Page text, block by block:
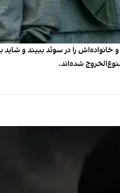
خانواده‌اش را در سوئد ببیند و
شده‌اند.